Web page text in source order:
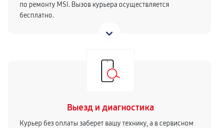
по ремонту MSI. Вызов курьера осуществляется
бесплатно.
Выезд и диагностика
Курьер без оплаты заберет вашу технику, а в сервисном